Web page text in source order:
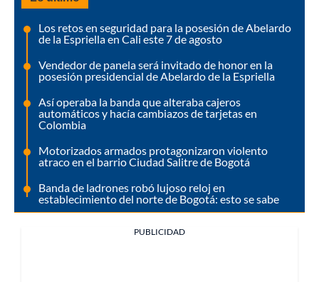
Los retos en seguridad para la posesión de Abelardo
de la Espriella en Cali este 7 de agosto
Vendedor de panela será invitado de honor en la
posesión presidencial de Abelardo de la Espriella
Así operaba la banda que alteraba cajeros
automáticos y hacía cambiazos de tarjetas en
Colombia
Motorizados armados protagonizaron violento
atraco en el barrio Ciudad Salitre de Bogotá
Banda de ladrones robó lujoso reloj en
establecimiento del norte de Bogotá: esto se sabe
PUBLICIDAD